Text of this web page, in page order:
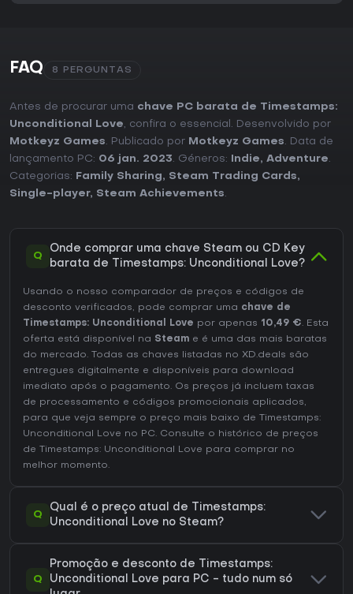
FAQ 8 PERGUNTAS
Antes de procurar uma chave PC barata de Timestamps:
Unconditional Love, confira o essencial. Desenvolvido por
Motkeyz Games. Publicado por Motkeyz Games. Data de
lançamento PC: 06 jan. 2023. Géneros: Indie, Adventure.
Categorias:
Family Sharing, Steam Trading Cards,
Single-player, Steam Achievements.
Q
Onde comprar uma chave Steam ou CD Key
barata de Timestamps: Unconditional Love?
Usando o nosso comparador de preços e códigos de
desconto verificados, pode comprar uma chave de
Timestamps: Unconditional Love por apenas 10,49 €. Esta
oferta está disponível na Steam e é uma das mais baratas
do mercado. Todas as chaves listadas no XD.deals são
entregues digitalmente e disponíveis para download
imediato após o pagamento. Os preços já incluem taxas
de processamento e códigos promocionais aplicados,
para que veja sempre o preço mais baixo de Timestamps:
Unconditional Love no PC. Consulte o histórico de preços
de Timestamps: Unconditional Love para comprar no
melhor momento.
Q
Qual é o preço atual de Timestamps:
Unconditional Love no Steam?
Q
Promoção e desconto de Timestamps:
Unconditional Love para PC - tudo num só